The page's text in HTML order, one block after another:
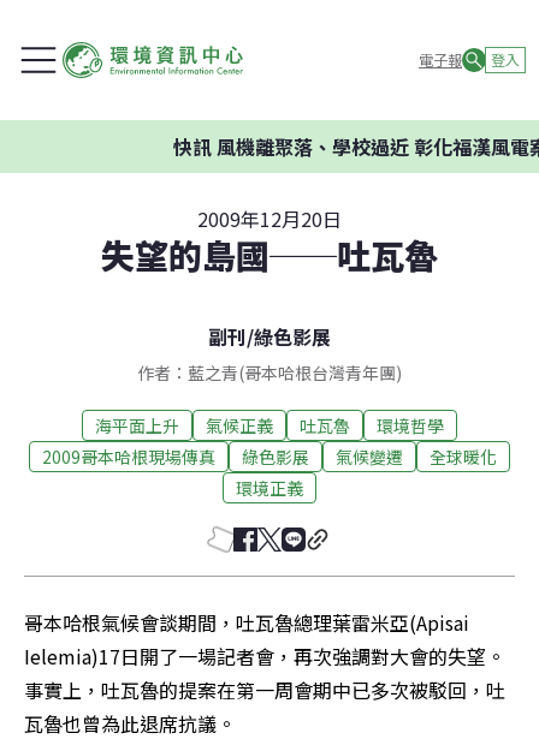
電子報 登入
快訊風機離聚落、學校過近 彰化福漢風電案
2009年12月20日
失望的島國──吐瓦魯
副刊/綠色影展
作者：藍之青(哥本哈根台灣青年團)
海平面上升 氣候正義 吐瓦魯
環境哲學
2009哥本哈根現場傳真
綠色影展 氣候變遷
全球暖化
環境正義
哥本哈根氣候會談期間，吐瓦魯總理葉雷米亞(Apisai
Ielemia)17日開了一場記者會，再次強調對大會的失望。
事實上，吐瓦魯的提案在第一周會期中已多次被駁回，吐
瓦魯也曾為此退席抗議。